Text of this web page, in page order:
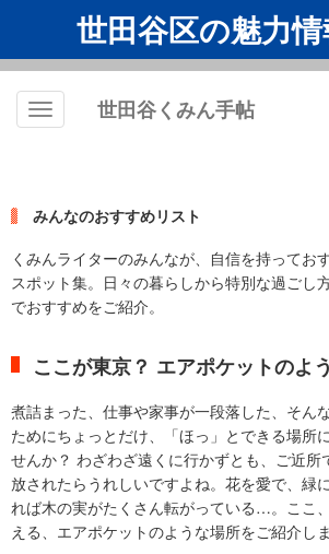
世田谷区の魅力
Toggle
世田谷くみん手帖
みんなのおすすめリスト
くみんライターのみんなが、自信を持ってお
スポット集。日々の暮らしから特別な過ごし
でおすすめをご紹介。
ここが東京？ エアポケットのよ
煮詰まった、仕事や家事が一段落した、そん
ためにちょっとだけ、「ほっ」とできる場所
せんか？ わざわざ遠くに行かずとも、ご近所
放されたらうれしいですよね。花を愛で、緑
れば木の実がたくさん転がっている…。ここ
える、エアポケットのような場所をご紹介しま